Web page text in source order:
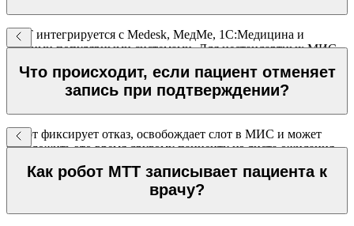
МТТ интегрируется с Medesk, МедМе, 1С:Медицина и
другими популярными системами. Для нестандартных МИС
Что происходит, если пациент отменяет
запись при подтверждении?
Робот фиксирует отказ, освобождает слот в МИС и может
предложить это время другому пациенту из листа ожидания
через автоматический звонок.
Как робот МТТ записывает пациента к
врачу?